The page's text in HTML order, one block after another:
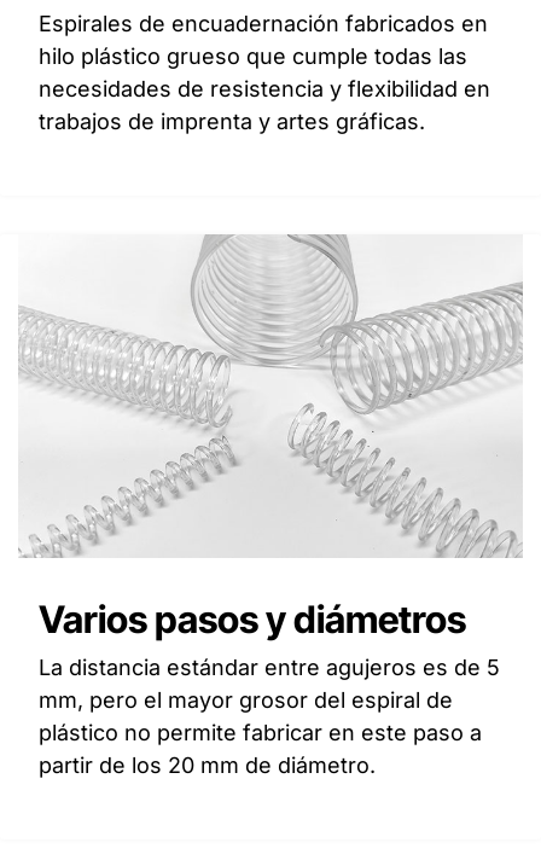
Espirales de encuadernación fabricados en
hilo plástico grueso que cumple todas las
necesidades de resistencia y flexibilidad en
trabajos de imprenta y artes gráficas.
Varios pasos y diámetros
La distancia estándar entre agujeros es de 5
mm, pero el mayor grosor del espiral de
plástico no permite fabricar en este paso a
partir de los 20 mm de diámetro.